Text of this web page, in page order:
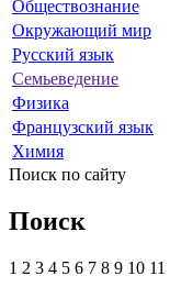
Обществознание
Окружающий мир
Русский язык
Семьеведение
Физика
Французский язык
Химия
Поиск по сайту
Поиск
1 2 3 4 5 6 7 8 9 10 11